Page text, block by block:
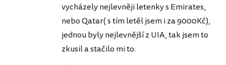
vycházely nejlevněji letenky s Emirates,
nebo Qatar( s tím letěl jsem i za 9000Kč),
jednou byly nejlevnější z UIA, tak jsem to
zkusil a stačilo mi to.